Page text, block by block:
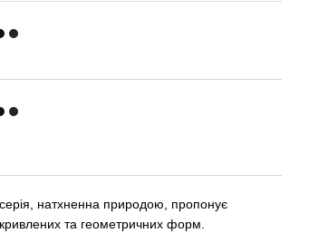
натхненна природою, пропонує
та геометричних форм.